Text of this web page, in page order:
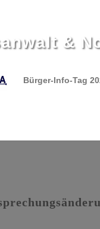
&
Bürger-Info-Tag